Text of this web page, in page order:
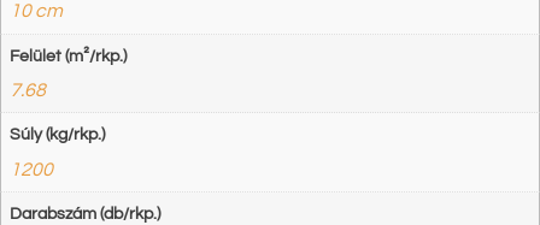
10 cm
Felület (m²/rkp.)
7.68
Súly (kg/rkp.)
1200
Darabszám (db/rkp.)